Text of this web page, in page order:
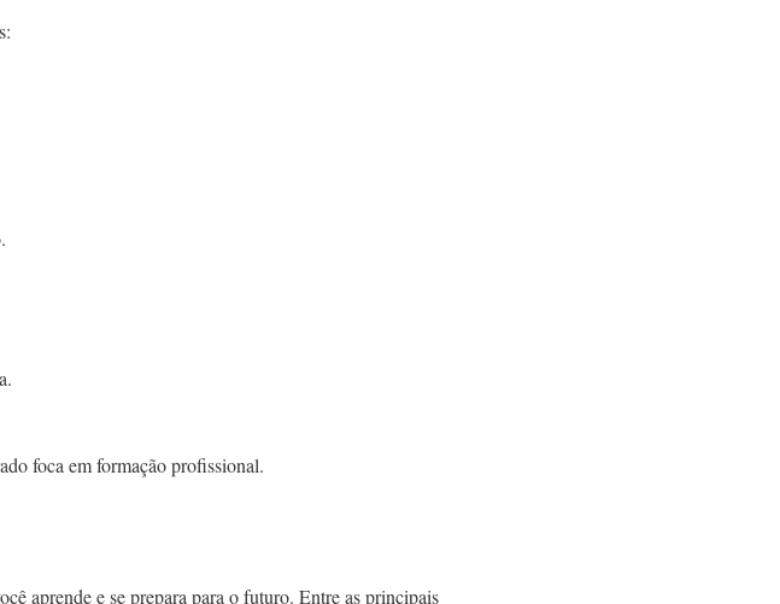
foca em formação profissional.
aprende e se prepara para o futuro. Entre as principais